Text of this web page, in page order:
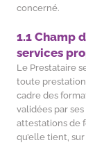
concerné.
1.1 Champ
services
Le Prestataire
toute prestation
cadre des
validées par
attestations de
qu’elle tient,